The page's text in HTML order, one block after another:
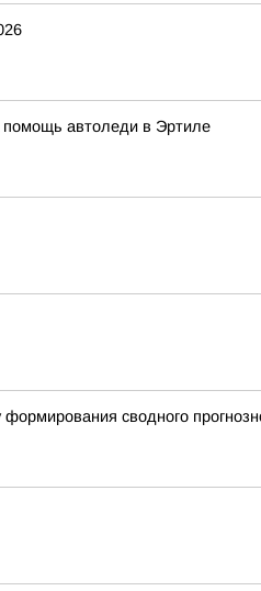
помощь автоледи в Эртиле
сводного